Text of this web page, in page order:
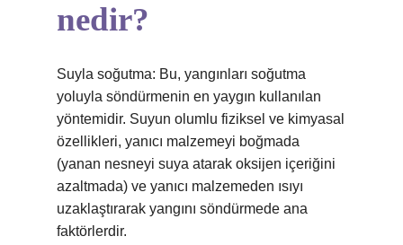
nedir?
Suyla soğutma: Bu, yangınları soğutma
yoluyla söndürmenin en yaygın kullanılan
yöntemidir. Suyun olumlu fiziksel ve kimyasal
özellikleri, yanıcı malzemeyi boğmada
(yanan nesneyi suya atarak oksijen içeriğini
azaltmada) ve yanıcı malzemeden ısıyı
uzaklaştırarak yangını söndürmede ana
faktörlerdir.